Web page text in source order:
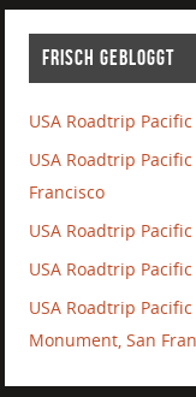
Frisch gebloggt
USA Roadtrip
USA Roadtrip
Francisco
USA Roadtrip
USA Roadtrip
USA Roadtrip
Monument, San